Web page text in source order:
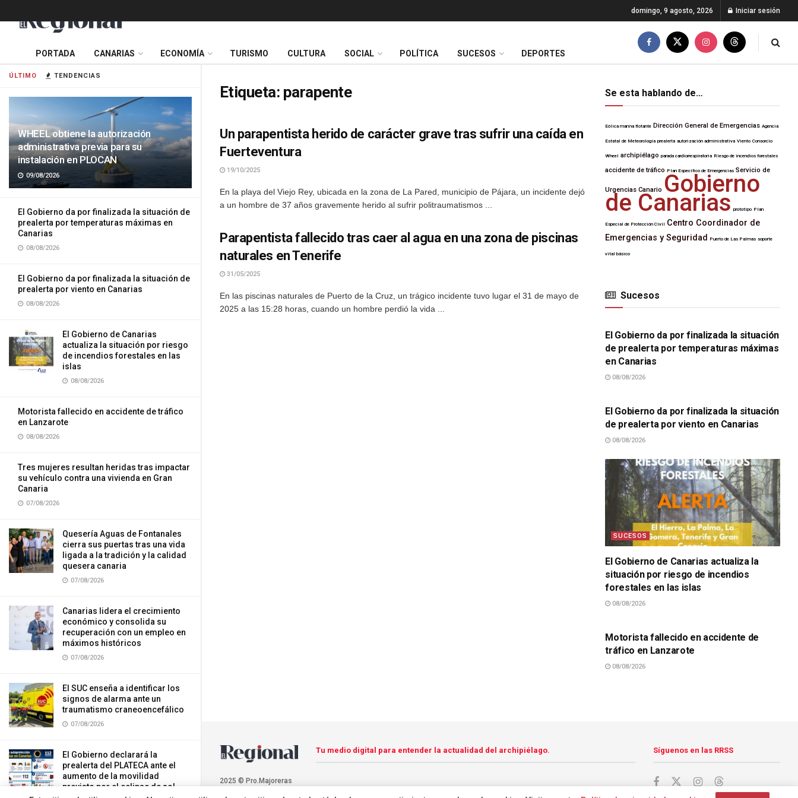
ÚLTIMO TENDENCIAS
WHEEL obtiene la autorización
administrativa previa para su
instalación en PLOCAN
09/08/2026
El Gobierno da por finalizada la situación de
prealerta por temperaturas máximas en
Canarias
08/08/2026
El Gobierno da por finalizada la situación de
prealerta por viento en Canarias
08/08/2026
El Gobierno de Canarias
actualiza la situación por riesgo
de incendios forestales en las
islas
08/08/2026
Motorista fallecido en accidente de tráfico
en Lanzarote
08/08/2026
Tres mujeres resultan heridas tras impactar
su vehículo contra una vivienda en Gran
Canaria
07/08/2026
Quesería Aguas de Fontanales
cierra sus puertas tras una vida
ligada a la tradición y la calidad
quesera canaria
07/08/2026
Canarias lidera el crecimiento
económico y consolida su
recuperación con un empleo en
máximos históricos
07/08/2026
El SUC enseña a identificar los
signos de alarma ante un
traumatismo craneoencefálico
07/08/2026
El Gobierno declarará la
prealerta del PLATECA ante el
aumento de la movilidad
previsto por el eclipse de sol
domingo, 9 agosto, 2026 Iniciar sesión
PORTADA CANARIAS ECONOMÍA TURISMO CULTURA SOCIAL POLÍTICA SUCESOS DEPORTES
Etiqueta: parapente
Un parapentista herido de carácter grave tras sufrir una caída en
Fuerteventura
19/10/2025
En la playa del Viejo Rey, ubicada en la zona de La Pared, municipio de Pájara, un incidente dejó
a un hombre de 37 años gravemente herido al sufrir politraumatismos ...
Parapentista fallecido tras caer al agua en una zona de piscinas
naturales en Tenerife
31/05/2025
En las piscinas naturales de Puerto de la Cruz, un trágico incidente tuvo lugar el 31 de mayo de
2025 a las 15:28 horas, cuando un hombre perdió la vida ...
Se esta hablando de…
Eólica marina flotante Dirección General de Emergencias Agencia
Estatal de Meteorología prealerta autorización administrativa Viento Consorcio
Wheel archipiélago parada cardiorrespiratoria Riesgo de incendios forestales
accidente de tráfico Plan Específico de Emergencias Servicio de
Urgencias Canario Gobierno
de Canarias prototipo Plan
Especial de Protección Civil Centro Coordinador de
Emergencias y Seguridad
Puerto de Las Palmas soporte
vital básico
Sucesos
SUCESOS
El Gobierno da por finalizada la situación
de prealerta por temperaturas máximas
en Canarias
08/08/2026
El Gobierno da por finalizada la situación
de prealerta por viento en Canarias
08/08/2026
SUCESOS
El Gobierno de Canarias actualiza la
situación por riesgo de incendios
forestales en las islas
08/08/2026
Motorista fallecido en accidente de
tráfico en Lanzarote
08/08/2026
2025 © Pro.Majoreras
Tu medio digital para entender la actualidad del archipiélago. Síguenos en las RRSS